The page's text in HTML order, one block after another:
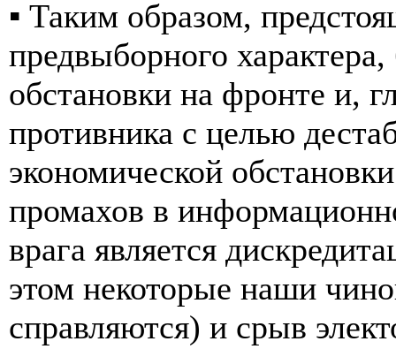
▪️ Таким образом,
предвыборного
обстановки на фронте и,
противника с целью
экономической
промахов в
врага является
этом некоторые наши
справляются) и срыв